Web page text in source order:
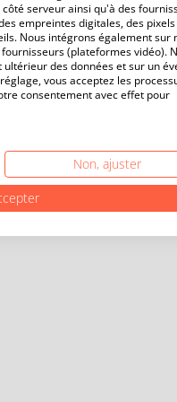
serveur ainsi qu'à des
empreintes digitales, des
Nous intégrons également sur
(plateformes vidéo).
des données et sur un
vous acceptez les
consentement avec effet pour
Non, ajuster